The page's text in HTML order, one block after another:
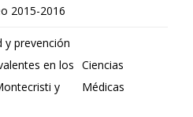
2015-2016
y prevención
en los
y
Ciencias
Médicas